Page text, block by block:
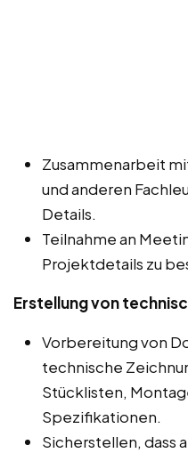
Zusammenarbeit
und anderen
Details.
Teilnahme an
Projektdetails zu
Erstellung von
Vorbereitung von
technische
Stücklisten,
Spezifikationen.
Sicherstellen, dass